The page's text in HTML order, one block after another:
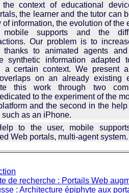
context of educational
the learner and the tutor can
of information, the evolution of the
mobile supports and the
Our problem is to
thanks to animated agents
synthetic information adapted
a certain context. We present
on an already existing
this work through two
to the experiment of the
and the second in the
as an iPhone.
to the user, mobile
Web portals, multi-agent system.
de recherche : Portails Web
: Architecture épiphyte aux